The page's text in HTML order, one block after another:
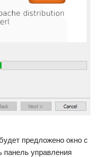
предложено окно с
панель управления